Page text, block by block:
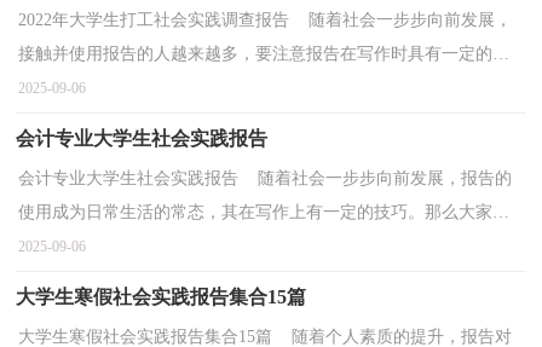
2022年大学生打工社会实践调查报告 随着社会一步步向前发展，
接触并使用报告的人越来越多，要注意报告在写作时具有一定的格
式。一起来参考报告是怎么写的吧，下面是小编精心整...
2025-09-06
会计专业大学生社会实践报告
会计专业大学生社会实践报告 随着社会一步步向前发展，报告的
使用成为日常生活的常态，其在写作上有一定的技巧。那么大家知
道标准正式的报告格式吗？下面是小编为大家收集的会...
2025-09-06
大学生寒假社会实践报告集合15篇
大学生寒假社会实践报告集合15篇 随着个人素质的提升，报告对